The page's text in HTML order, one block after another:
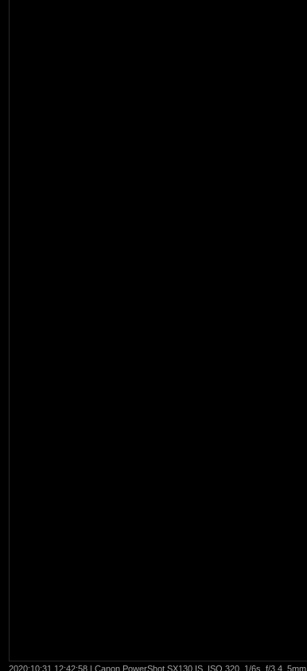
2020:10:31 12:42:58 | Canon PowerShot SX130 IS, ISO 320, 1/6s, f/3.4, 5mm